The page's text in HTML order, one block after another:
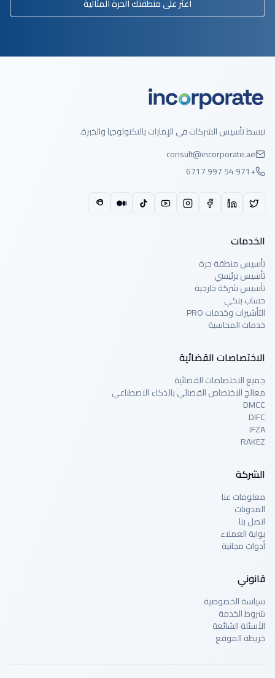
اعثر على منطقتك الحرة المثالية
نبسط تأسيس الشركات في الإمارات بالتكنولوجيا والخبرة.
consult@incorporate.ae
+971 54 997 6717
الخدمات
تأسيس منطقة حرة
تأسيس برئيسي
تأسيس شركة خارجية
حساب بنكي
التأشيرات وخدمات PRO
خدمات المحاسبة
الاختصاصات القضائية
جميع الاختصاصات القضائية
معالج الاختصاص القضائي بالذكاء الاصطناعي
DMCC
DIFC
IFZA
RAKEZ
الشركة
معلومات عنا
المدونات
اتصل بنا
بوابة العملاء
أدوات مجانية
قانوني
سياسة الخصوصية
شروط الخدمة
الأسئلة الشائعة
خريطة الموقع